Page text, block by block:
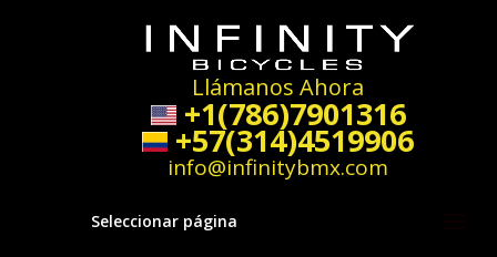
Llámanos Ahora
+1(786)7901316
+57(314)4519906
info@infinitybmx.com
Seleccionar página